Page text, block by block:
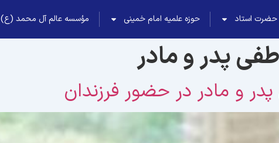
حضرت استاد حوزه علمیه امام خمینی مؤسسه عالم آل محمد (ع)
پدر و مادر
پدر و مادر در حضور فرزندان